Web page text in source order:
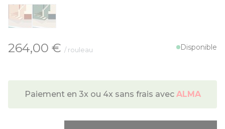
À partir de:
264,00 € / rouleau Disponible
Paiement en 3x ou 4x sans frais avec ALMA